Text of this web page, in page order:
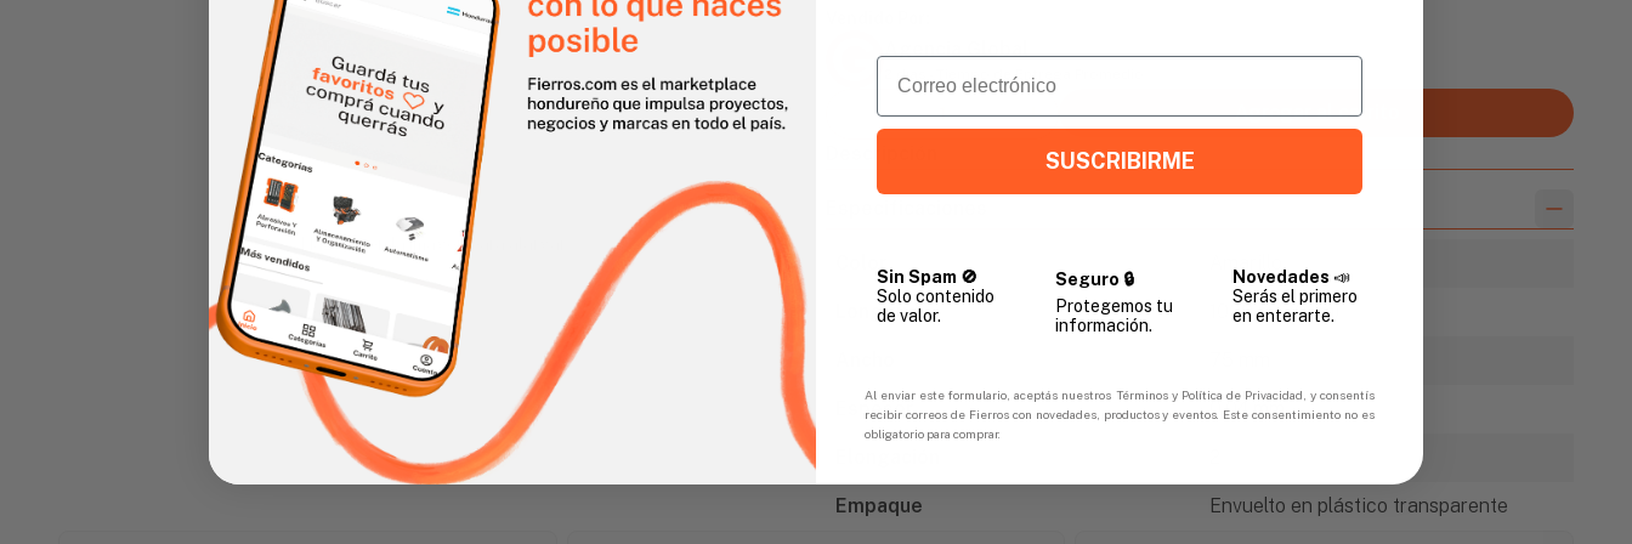
Haz clic en la imagen para alargar
2 días - Tiempo de Entrega Promedio
Agregar al carrito
Longitud 1000 ft (300m)
Espesor 0.04 mm
Empaque Envuelto en plástico transparente
Email
SUSCRIBIRME
Sin Spam 🚫
Solo contenido
de valor.
Seguro 🔒
Protegemos tu
información.
Novedades📣
Serás el primero
en enterarte.
Al enviar este formulario, aceptás nuestros Términos y Política de Privacidad, y consentís
recibir correos de Fierros con novedades, productos y eventos. Este consentimiento no es
obligatorio para comprar.